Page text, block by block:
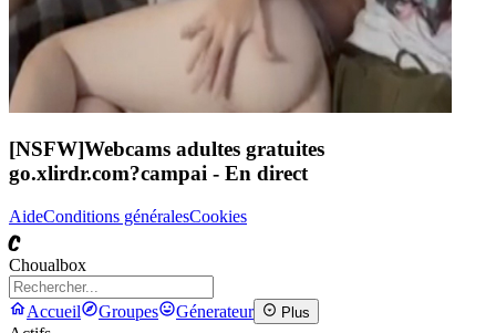
[NSFW]Webcams adultes gratuites
go.xlirdr.com?campai - En direct
AideConditions généralesCookies
C
Choualbox
Accueil Groupes Génerateur Plus